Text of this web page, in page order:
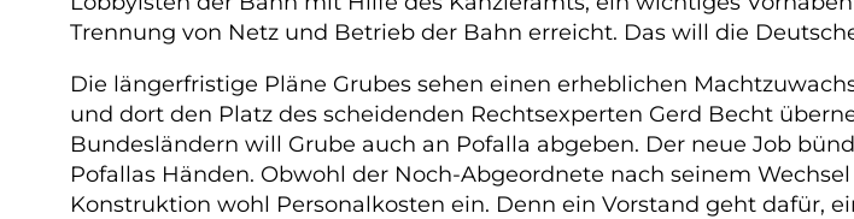
Trennung von Netz und Betrieb der Bahn erreicht. Das will die
Die längerfristige Pläne Grubes sehen einen erheblichen
und dort den Platz des scheidenden Rechtsexperten Gerd Becht
Bundesländern will Grube auch an Pofalla abgeben. Der neue Job
Pofallas Händen. Obwohl der Noch-Abgeordnete nach seinem
Konstruktion wohl Personalkosten ein. Denn ein Vorstand geht dafür,